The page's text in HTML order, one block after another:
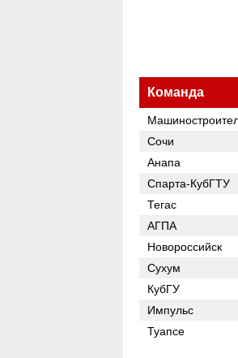
Команда
Сочи
Анапа
Спарта-КубГТУ
Тегас
АГПА
Новороссийск
Сухум
КубГУ
Импульс
Туапсе